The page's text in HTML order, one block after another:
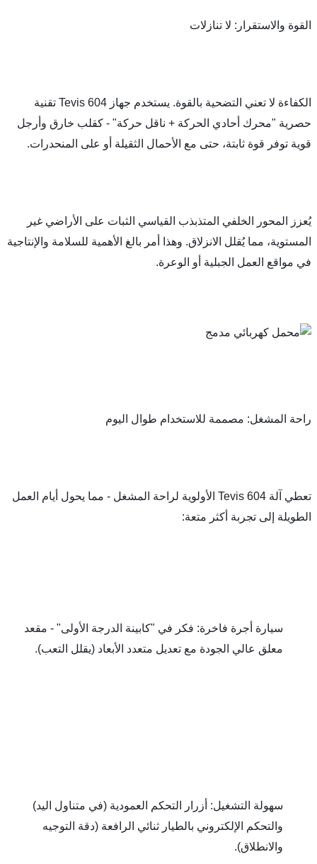
لا تنازلات
الكفاءة لا تعني التضحية بالقوة. يستخدم جهاز Tevis 604 تقنية
حصرية "محرك أحادي الحركة + ناقل حركة" - كقلب خارق وأرجل
قوة ثابتة، حتى مع الأحمال الثقيلة أو على المنحدرات.
يُعزز المحور الخلفي المتذبذب القياسي الثبات على الأراضي غير
المستوية، مما يُقلل الانزلاق. وهذا أمر بالغ الأهمية للسلامة والإنتاجية
الجبلية أو الوعرة.
مصممة للاستخدام طوال اليوم
تجربة أكثر متعة:
سيارة أجرة فاخرة: فكر في "كابينة الدرجة الأولى" - مقعد
عالي الجودة مع تعديل متعدد الأبعاد (يقلل التعب).
سهولة التشغيل: أزرار التحكم العمودية (في متناول اليد)
والتحكم الإلكتروني بالطيار ثنائي الرافعة (دقة التوجيه